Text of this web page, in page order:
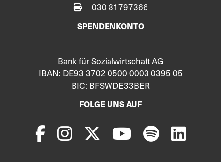
030 81797366
SPENDENKONTO
Bank für Sozialwirtschaft AG
IBAN: DE93 3702 0500 0003 0395 05
BIC: BFSWDE33BER
FOLGE UNS AUF